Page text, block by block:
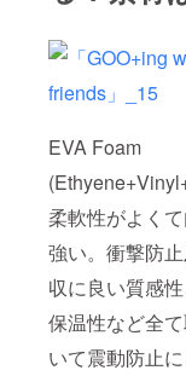
EVA Foam
柔軟性がよく
強い。衝撃防
収に良い質感性
保温性など全
いて震動防止